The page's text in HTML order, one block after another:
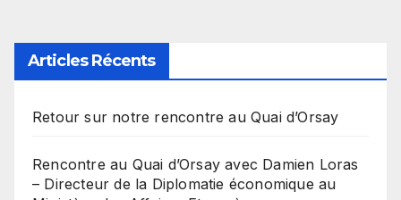
Articles Récents
Retour sur notre rencontre au Quai d’Orsay
Rencontre au Quai d’Orsay avec Damien Loras
– Directeur de la Diplomatie économique au